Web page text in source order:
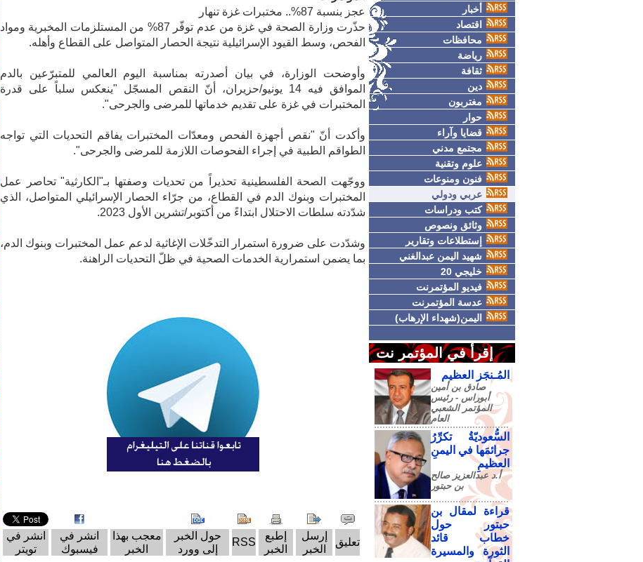
أخبار
اقتصاد
محافظات
رياضة
ثقافة
دين
مغتربون
حوار
قضايا وآراء
مجتمع مدني
علوم وتقنية
فنون ومنوعات
عربي ودولي
كتب ودراسات
وثائق ونصوص
إستطلاعات وتقارير
شهيد اليمن عبدالغني
خليجي 20
فيديو المؤتمرنت
عدسة المؤتمرنت
اليمن(شهداء الإرهاب)
إقرأ في المؤتمر نت
المُـنجَز العظيم
صادق‮ ‬بن‮ ‬أمين‮
‬أبوراس - رئيس‮
‬المؤتمر‮ ‬الشعبي‮
‬العام
السُّعوديّةُ تكرِّرُ
جرائمَها في اليمنِ
العظيمِ
أ.د عبدالعزيز صالح
بن حبتور
قراءة لمقال بن
حبتور حول
خطاب قائد
الثورة والمسيرة
عجز بنسبة 87%.. مختبرات غزة تنهار
حذّرت وزارة الصحة في غزة من عدم توفّر 87% من المستلزمات المخبرية ومواد
الفحص، وسط القيود الإسرائيلية نتيجة الحصار المتواصل على القطاع وأهله.
وأوضحت الوزارة، في بيان أصدرته بمناسبة اليوم العالمي للمتبرّعين بالدم
الموافق فيه 14 يونيو/حزيران، أنّ النقص المسجّل "ينعكس سلباً على قدرة
المختبرات في غزة على تقديم خدماتها للمرضى والجرحى".
وأكدت أنّ "نقص أجهزة الفحص ومعدّات المختبرات يفاقم التحديات التي تواجه
الطواقم الطبية في إجراء الفحوصات اللازمة للمرضى والجرحى".
ووجّهت الصحة الفلسطينية تحذيراً من تحديات وصفتها بـ"الكارثية" تحاصر عمل
المختبرات وبنوك الدم في القطاع، من جرّاء الحصار الإسرائيلي المتواصل، الذي
شدّدته سلطات الاحتلال ابتداءً من أكتوبر/تشرين الأول 2023.
وشدّدت على ضرورة استمرار التدخّلات الإغاثية لدعم عمل المختبرات وبنوك الدم،
بما يضمن استمرارية الخدمات الصحية في ظلّ التحديات الراهنة.
تعليق
إرسل
الخبر
إطبع
الخبر
RSS
حول الخبر
إلى وورد
معجب بهذا
الخبر
انشر في
فيسبوك
انشر في
تويتر